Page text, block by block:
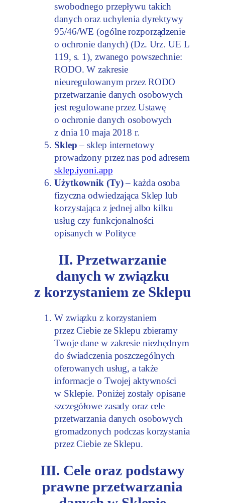
swobodnego przepływu takich
danych oraz uchylenia dyrektywy
95/46/WE (ogólne rozporządzenie
o ochronie danych) (Dz. Urz. UE L
119, s. 1), zwanego powszechnie:
RODO. W zakresie
nieuregulowanym przez RODO
przetwarzanie danych osobowych
jest regulowane przez Ustawę
o ochronie danych osobowych
z dnia 10 maja 2018 r.
Sklep – sklep internetowy
prowadzony przez nas pod adresem
sklep.iyoni.app
Użytkownik (Ty)– każda osoba
fizyczna odwiedzająca Sklep lub
korzystająca z jednej albo kilku
usług czy funkcjonalności
opisanych w Polityce
II. Przetwarzanie
danych w związku
z korzystaniem ze Sklepu
W związku z korzystaniem
przez Ciebie ze Sklepu zbieramy
Twoje dane w zakresie niezbędnym
do świadczenia poszczególnych
oferowanych usług, a także
informacje o Twojej aktywności
w Sklepie. Poniżej zostały opisane
szczegółowe zasady oraz cele
przetwarzania danych osobowych
gromadzonych podczas korzystania
przez Ciebie ze Sklepu.
III. Cele oraz podstawy
prawne przetwarzania